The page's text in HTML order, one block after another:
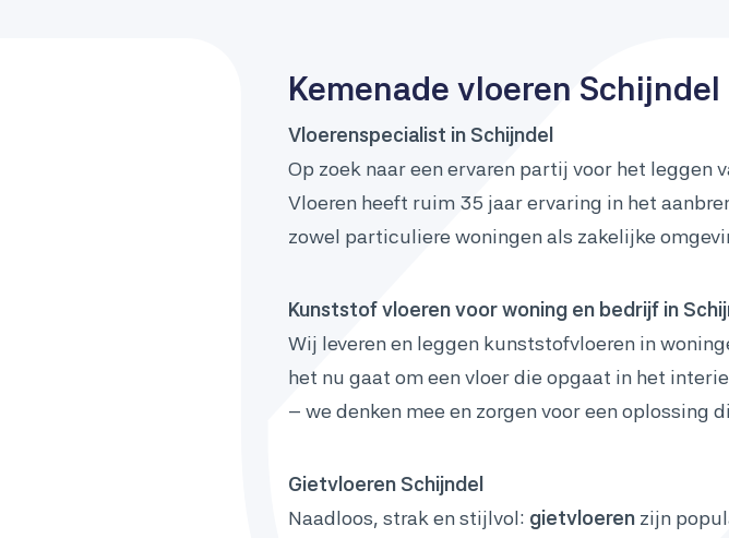
Kemenade vloeren Schijndel
Vloerenspecialist in Schijndel
Op zoek naar een ervaren partij voor het leggen
Vloeren heeft ruim 35 jaar ervaring in het
zowel particuliere woningen als zakelijke
Kunststof vloeren voor woning en bedrijf in
Wij leveren en leggen kunststofvloeren in
het nu gaat om een vloer die opgaat in het
– we denken mee en zorgen voor een oplossing
Gietvloeren Schijndel
Naadloos, strak en stijlvol: gietvloeren zijn